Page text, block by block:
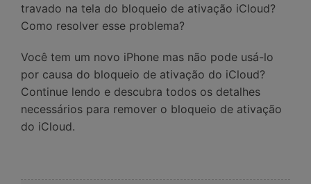
travado na tela do bloqueio de ativação iCloud?
Como resolver esse problema?
Você tem um novo iPhone mas não pode usá-lo
por causa do bloqueio de ativação do iCloud?
Continue lendo e descubra todos os detalhes
necessários para remover o bloqueio de ativação
do iCloud.